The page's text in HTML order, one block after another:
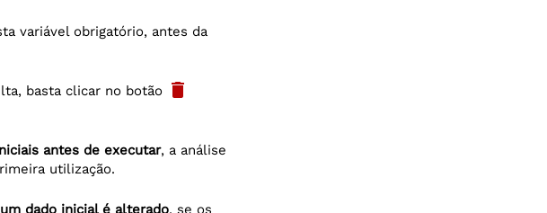
variável obrigatório, antes da
basta clicar no botão delete
antes de executar, a análise
utilização.
dado inicial é alterado, se os